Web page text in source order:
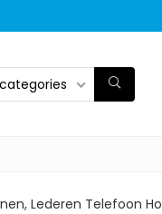
Lederen Telefoon